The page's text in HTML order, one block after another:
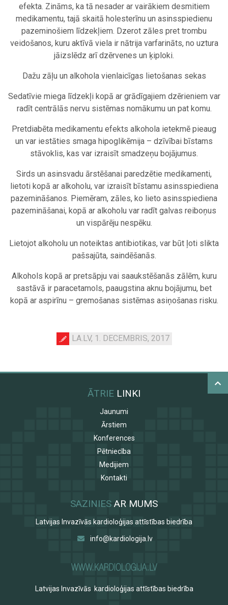
efekta. Zināms, ka tā nesader ar vairākiem desmitiem
medikamentu, tajā skaitā holesterīnu un asinsspiedienu
pazeminošiem līdzekļiem. Dzerot zāles pret trombu
veidošanos, kuru aktīvā viela ir nātrija varfarināts, no uztura
jāizslēdz arī dzērvenes un ķiploki.
Dažu zāļu un alkohola vienlaicīgas lietošanas sekas
Sedatīvie miega līdzekļi kopā ar grādīgajiem dzērieniem var
radīt centrālās nervu sistēmas nomākumu un pat komu.
Pretdiabēta medikamentu efekts alkohola ietekmē pieaug
un var iestāties smaga hipoglikēmija – dzīvībai bīstams
stāvoklis, kas var izraisīt smadzeņu bojājumus.
Sirds un asinsvadu ārstēšanai paredzētie medikamenti,
lietoti kopā ar alkoholu, var izraisīt bīstamu asinsspiediena
pazemināšanos. Piemēram, zāles, ko lieto asinsspiediena
pazemināšanai, kopā ar alkoholu var radīt galvas reiboņus
un vispārēju nespēku.
Lietojot alkoholu un noteiktas antibiotikas, var būt ļoti slikta
pašsajūta, saindēšanās.
Alkohols kopā ar pretsāpju vai saaukstēšanās zālēm, kuru
sastāvā ir paracetamols, paaugstina aknu bojājumu, bet
kopā ar aspirīnu – gremošanas sistēmas asiņošanas risku.
LA.LV, 1. DECEMBRIS, 2017
ĀTRIE LINKI
Jaunumi
Ārstiem
Konferences
Pētniecība
Medijiem
Kontakti
SAZINIES AR MUMS
Latvijas Invazīvās kardioloģijas attīstības biedrība
info@kardiologija.lv
Latvijas Invazīvās kardioloģijas attīstības biedrība